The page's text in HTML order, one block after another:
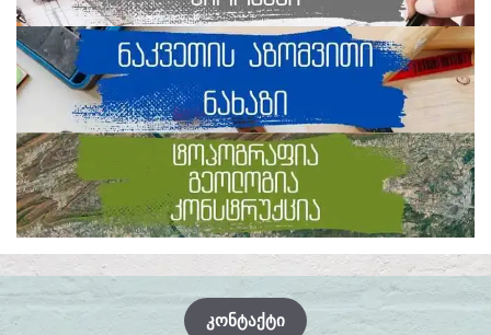
ᲙᲝᲜᲢᲐᲥᲢᲘ